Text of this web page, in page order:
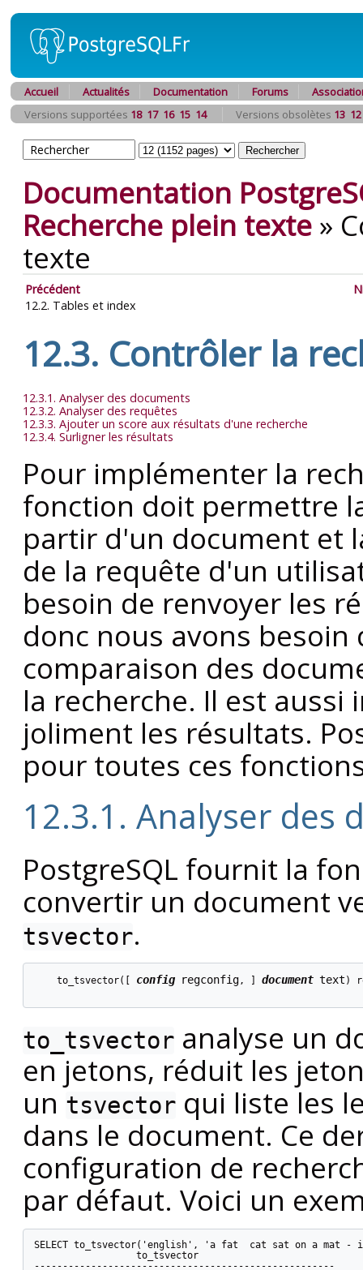
Accueil Actualités Documentation Forums
Versions supportées 18 17 16 15 14 Versions obsolètes 13 12
Documentation
Recherche plein texte »
texte
Précédent
12.2. Tables et index
12.3. Contrôler la
12.3.1. Analyser des documents
12.3.2. Analyser des requêtes
12.3.3. Ajouter un score aux résultats d'une recherche
12.3.4. Surligner les résultats
Pour implémenter la
fonction doit permettre
partir d'un document et
de la requête d'un
besoin de renvoyer les
donc nous avons
comparaison des
la recherche. Il est
joliment les résultats.
pour toutes ces
12.3.1. Analyser des
PostgreSQL fournit la
convertir un document
tsvector.
    to_tsvector([
config regconfig, document text )
to_tsvector analyse un
en jetons, réduit les
un tsvector qui liste les
dans le document. Ce
configuration de
par défaut. Voici un
SELECT to_tsvector('english', 'a fat  cat sat on a
                  to_tsvector
-----------------------------------------------------